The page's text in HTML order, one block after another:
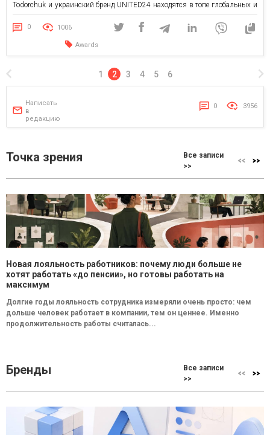
Todorchuk и украинский бренд UNITED24 находятся в топе глобальных и
европейских рейтингов Effie Index 2023. Gres Todorchuk вошла в топ-3
самых эффективных независимых агентств года во всем мире и
0 1006
Awards
1 2 3 4 5 6
Написать
в
редакцию
0 3956
Точка зрения
Все записи
>>
Новая лояльность работников: почему люди больше не
хотят работать «до пенсии», но готовы работать на
максимум
Долгие годы лояльность сотрудника измеряли очень просто: чем
дольше человек работает в компании, тем он ценнее. Именно
продолжительность работы считалась...
Бренды
Все записи
>>